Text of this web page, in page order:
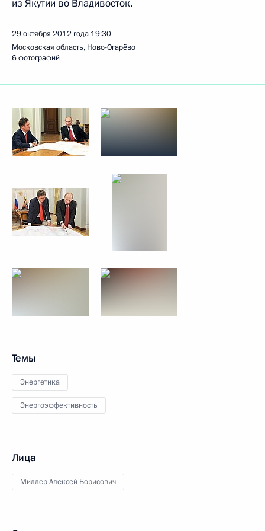
из Якутии во Владивосток.
29 октября 2012 года 19:30
Московская область, Ново-Огарёво
6 фотографий
Темы
Энергетика
Энергоэффективность
Лица
Миллер Алексей Борисович